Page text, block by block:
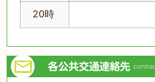
20時